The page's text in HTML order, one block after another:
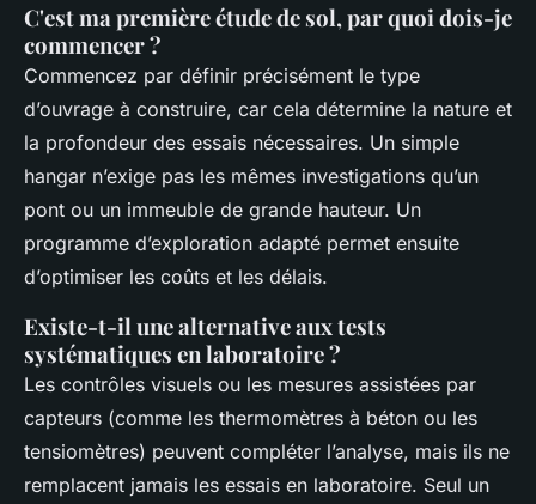
C'est ma première étude de sol, par quoi dois-je
commencer ?
Commencez par définir précisément le type
d’ouvrage à construire, car cela détermine la nature et
la profondeur des essais nécessaires. Un simple
hangar n’exige pas les mêmes investigations qu’un
pont ou un immeuble de grande hauteur. Un
programme d’exploration adapté permet ensuite
d’optimiser les coûts et les délais.
Existe-t-il une alternative aux tests
systématiques en laboratoire ?
Les contrôles visuels ou les mesures assistées par
capteurs (comme les thermomètres à béton ou les
tensiomètres) peuvent compléter l’analyse, mais ils ne
remplacent jamais les essais en laboratoire. Seul un